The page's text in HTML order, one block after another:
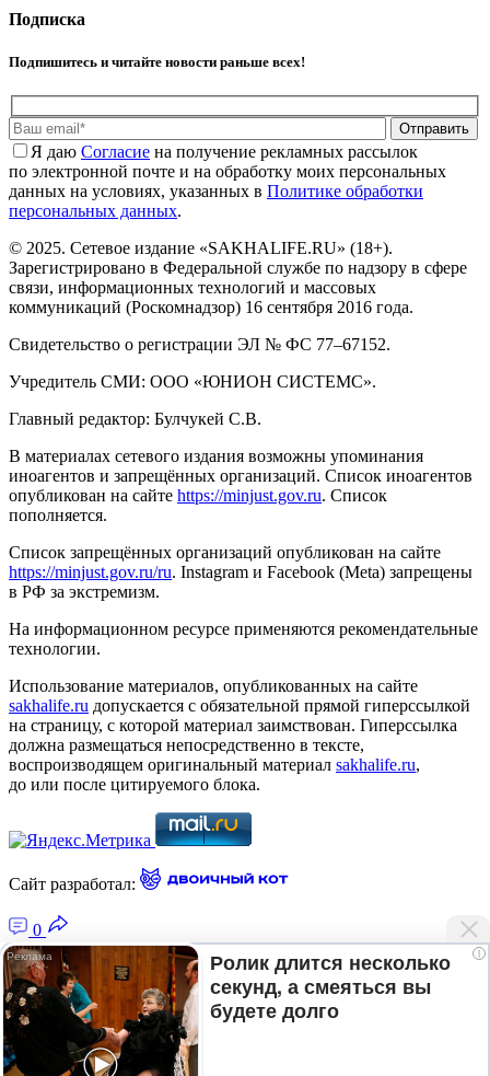
Подписка
Подпишитесь и читайте новости раньше всех!
Отправить
Я даю Cогласие на получение рекламных рассылок
по электронной почте и на обработку моих персональных
данных на условиях, указанных в Политике обработки
персональных данных.
© 2025. Сетевое издание «SAKHALIFE.RU» (18+).
Зарегистрировано в Федеральной службе по надзору в сфере
связи, информационных технологий и массовых
коммуникаций (Роскомнадзор) 16 сентября 2016 года.
Свидетельство о регистрации ЭЛ № ФС 77–67152.
Учредитель СМИ: ООО «ЮНИОН СИСТЕМС».
Главный редактор: Булчукей С.В.
В материалах сетевого издания возможны упоминания
иноагентов и запрещённых организаций. Список иноагентов
опубликован на сайте https://minjust.gov.ru. Список
пополняется.
Список запрещённых организаций опубликован на сайте
https://minjust.gov.ru/ru. Instagram и Facebook (Metа) запрещены
в РФ за экстремизм.
На информационном ресурсе применяются рекомендательные
технологии.
Использование материалов, опубликованных на сайте
sakhalife.ru допускается с обязательной прямой гиперссылкой
на страницу, с которой материал заимствован. Гиперссылка
должна размещаться непосредственно в тексте,
воспроизводящем оригинальный материал sakhalife.ru,
до или после цитируемого блока.
Сайт разработал:
0
Главная — Новости Якутии и мира
Лента новостей
Рубрики
Подписка
i
Ролик длится несколько
секунд, а смеяться вы
будете долго